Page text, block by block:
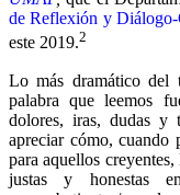
de Reflexión y
este 2019.2
Lo más dramático del
palabra que leemos
dolores, iras, dudas y
apreciar cómo, cuando
para aquellos
justas y honestas